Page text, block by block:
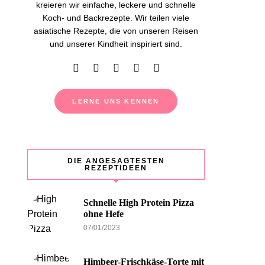
kreieren wir einfache, leckere und schnelle
Koch- und Backrezepte. Wir teilen viele
asiatische Rezepte, die von unseren Reisen
und unserer Kindheit inspiriert sind.
LERNE UNS KENNEN
DIE ANGESAGTESTEN
REZEPTIDEEN
Schnelle High Protein Pizza
ohne Hefe
07/01/2023
Himbeer-Frischkäse-Torte mit